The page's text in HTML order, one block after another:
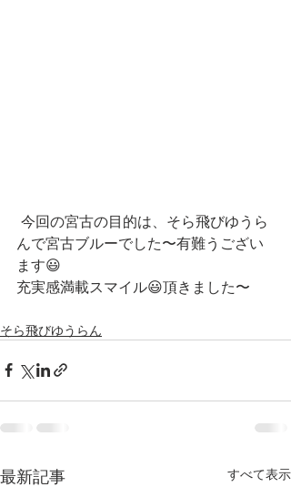
んで宮古ブルーでした〜有難うござい
ます😃
充実感満載スマイル😃頂きました〜
そら飛びゆうらん
最新記事 すべて表示